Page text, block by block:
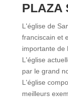
PLAZA
L'église de
franciscain et
importante de
L'église
par le grand
L'église
meilleurs